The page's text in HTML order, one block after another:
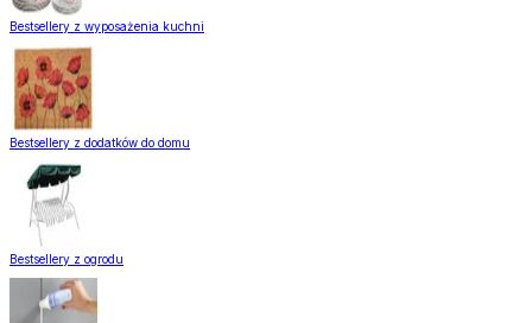
Bestsellery z wyposażenia kuchni
Bestsellery z dodatków do domu
Bestsellery z ogrodu